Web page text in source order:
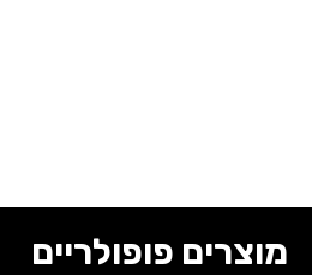
מוצרים פופולריים